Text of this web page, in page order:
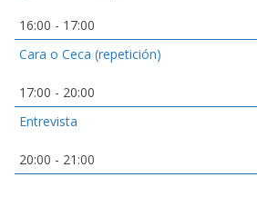
16:00 - 17:00
Cara o Ceca (repetición)
17:00 - 20:00
Entrevista
20:00 - 21:00